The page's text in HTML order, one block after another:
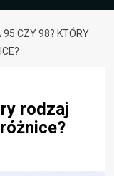
95 CZY 98? KTÓRY
rodzaj